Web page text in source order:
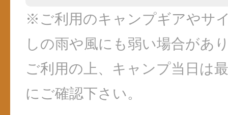
※ご利用のキャンプギアやサ
しの雨や風にも弱い場合があ
ご利用の上、キャンプ当日は
にご確認下さい。